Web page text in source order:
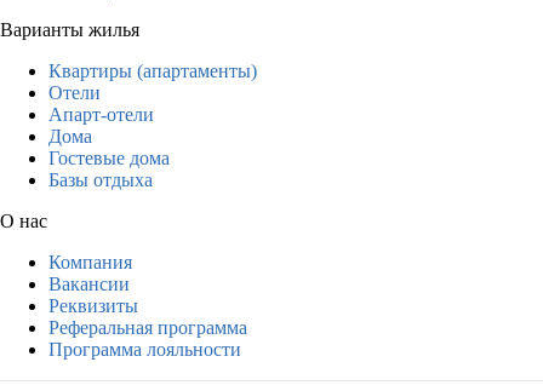
Варианты жилья
Квартиры (апартаменты)
Отели
Апарт-отели
Дома
Гостевые дома
Базы отдыха
О нас
Компания
Вакансии
Реквизиты
Реферальная программа
Программа лояльности